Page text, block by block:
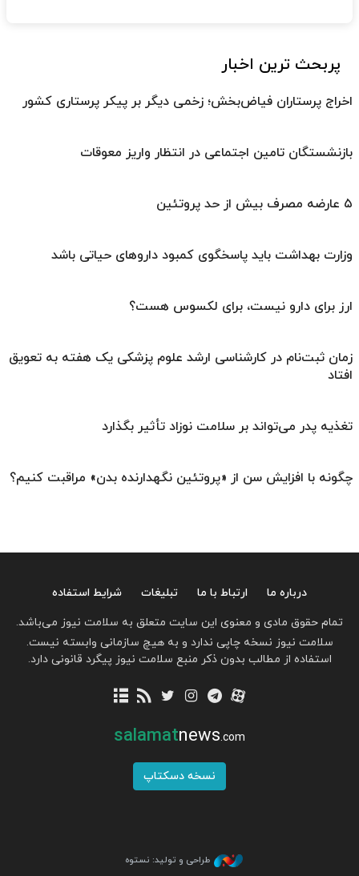
پربحث ترین اخبار
اخراج پرستاران فیاض‌بخش؛ زخمی دیگر بر پیکر پرستاری کشور
بازنشستگان تامین اجتماعی در انتظار واریز معوقات
۵ عارضه مصرف بیش از حد پروتئین
وزارت بهداشت باید پاسخگوی کمبود داروهای حیاتی باشد
ارز برای دارو نیست، برای لکسوس هست؟
زمان ثبت‌نام در کارشناسی ارشد علوم پزشکی یک هفته به تعویق
افتاد
تغذیه پدر می‌تواند بر سلامت نوزاد تأثیر بگذارد
چگونه با افزایش سن از «پروتئین نگهدارنده بدن» مراقبت کنیم؟
درباره ما ارتباط با ما تبلیغات
شرایط استفاده
تمام حقوق مادی و معنوی این سایت متعلق به سلامت نیوز می‌باشد.
سلامت نیوز نسخه چاپی ندارد و به هیچ سازمانی وابسته نیست.
استفاده از مطالب بدون ذکر منبع سلامت نیوز پیگرد قانونی دارد.
salamatnews.com
نسخه دسکتاپ
طراحی و تولید: نستوه